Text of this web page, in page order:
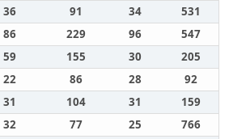
36 91 34
531
86 229 96
547
59 155 30
205
22 86 28
92
31 104 31
159
32 77 25
766